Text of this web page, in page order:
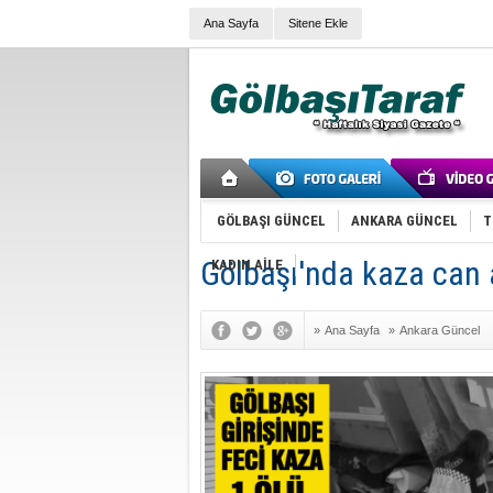
Ana Sayfa Sitene Ekle
GÖLBAŞI GÜNCEL ANKARA GÜNCEL
KADIN AİLE
Gölbaşı'nda kaza can
» Ana Sayfa » Ankara Güncel